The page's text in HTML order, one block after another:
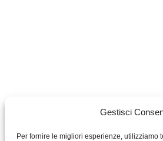
Gestisci
Per fornire le migliori esperienze, utilizziamo